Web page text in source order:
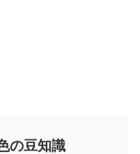
の豆知識